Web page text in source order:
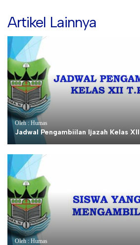
Artikel Lainnya
Oleh : Humas
Jadwal Pengambiilan Ijazah Kelas
Oleh : Humas